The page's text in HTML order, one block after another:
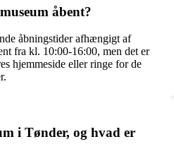
åbent?
åbningstider afhængigt af
fra kl. 10:00-16:00, men det er
hjemmeside eller ringe for de
i Tønder, og hvad er